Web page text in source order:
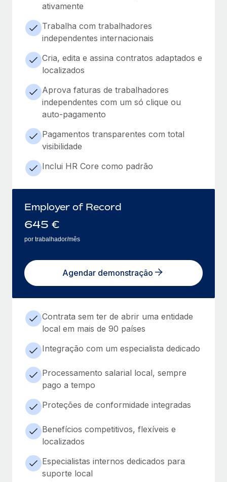
ativamente
Trabalha com trabalhadores
independentes internacionais
Cria, edita e assina contratos adaptados e
localizados
Aprova faturas de trabalhadores
independentes com um só clique ou
auto-pagamento
Pagamentos transparentes com total
visibilidade
Inclui HR Core como padrão
Employer of Record
645 €
por trabalhador/mês
Agendar demonstração
Contrata sem ter de abrir uma entidade
local em mais de 90 países
Integração com um especialista dedicado
Processamento salarial local, sempre
pago a tempo
Proteções de conformidade integradas
Benefícios competitivos, flexíveis e
localizados
Especialistas internos dedicados para
suporte local